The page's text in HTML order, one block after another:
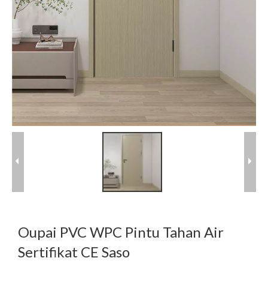
Oupai PVC WPC Pintu Tahan Air
Sertifikat CE Saso